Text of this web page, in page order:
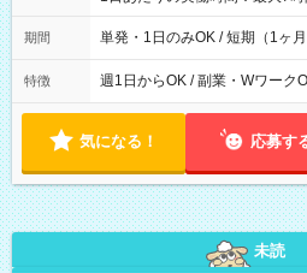
間は 試験により異なります。
期間 単発・1日のみOK / 短期（1ヶ月
特徴 週1日からOK / 副業・Wワーク
気になる！ 応募す
未読